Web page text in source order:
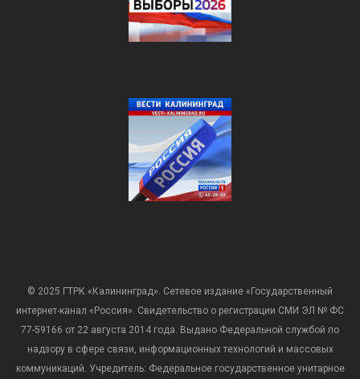
© 2025 ГТРК «Калининград». Сетевое издание «Государственный
интернет-канал «Россия». Свидетельство о регистрации СМИ ЭЛ № ФС
77-59166 от 22 августа 2014 года. Выдано Федеральной службой по
надзору в сфере связи, информационных технологий и массовых
коммуникаций. Учредитель: Федеральное государственное унитарное